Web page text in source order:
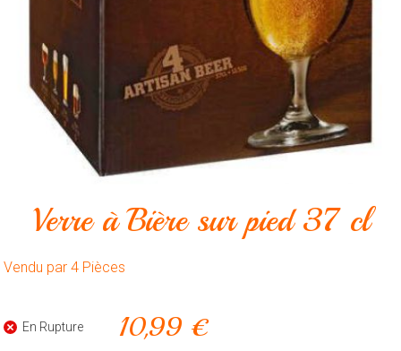
Outillage
Produits
ménagers
Verre à Bière sur pied 37 cl
Vendu par 4 Pièces
En Rupture 10,99 €